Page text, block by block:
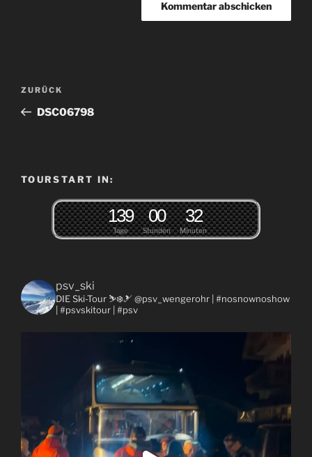
Beitragsnavigation
Vorheriger
Beitrag
ZURÜCK
DSC06798
TOURSTART IN:
Tage
139
Stunden
00
Minuten
32
psv_ski
DIE Ski-Tour ⛷❄️🎿 @psv_wengerohr | #nosnownoshow
| #psvskitour | #psv